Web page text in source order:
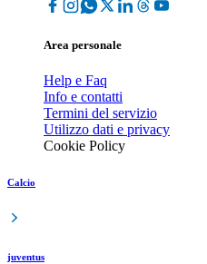
Area personale
Help e Faq
Info e contatti
Termini del servizio
Utilizzo dati e privacy
Cookie Policy
Calcio
juventus